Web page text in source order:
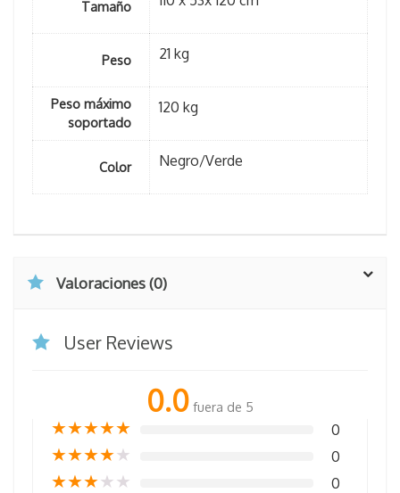
Tamaño
Peso 21 kg
Peso máximo
soportado
120 kg
Color Negro/Verde
Valoraciones (0)
User Reviews
0.0 fuera de 5
★★★★★ 0
★★★★★ 0
★★★★★ 0